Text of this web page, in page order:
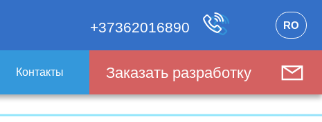
+37362016890 RO
Контакты Заказать разработку